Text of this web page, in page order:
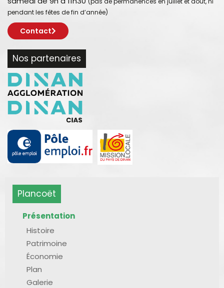
pendant les fêtes de fin d’année)
Contact
Nos partenaires
Plancoët
Présentation
Histoire
Patrimoine
Économie
Plan
Galerie